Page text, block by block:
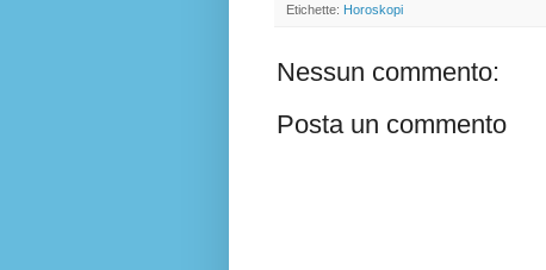
Etichette: Horoskopi
Nessun commento:
Posta un commento